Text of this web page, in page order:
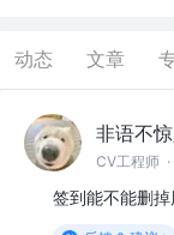
动态 文章
非语不惊
CV工程师 ·
签到能不能删